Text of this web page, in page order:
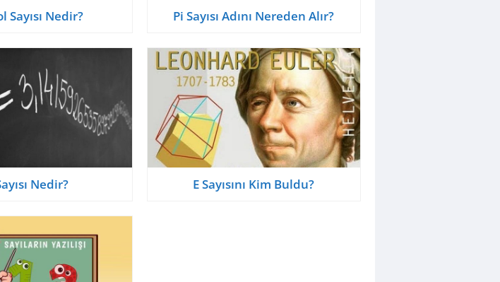
Sayısı Nedir? Pi Sayısı Adını Nereden Alır?
Nedir? E Sayısını Kim Buldu?